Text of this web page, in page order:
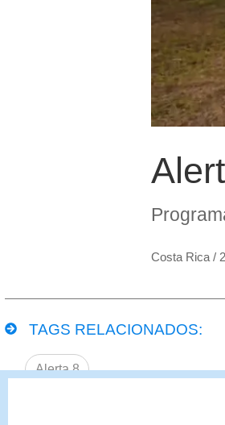
Costa Rica /
TAGS RELACIONADOS:
Alerta 8